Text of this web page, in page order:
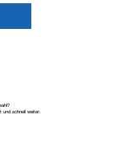
und schnell weiter.